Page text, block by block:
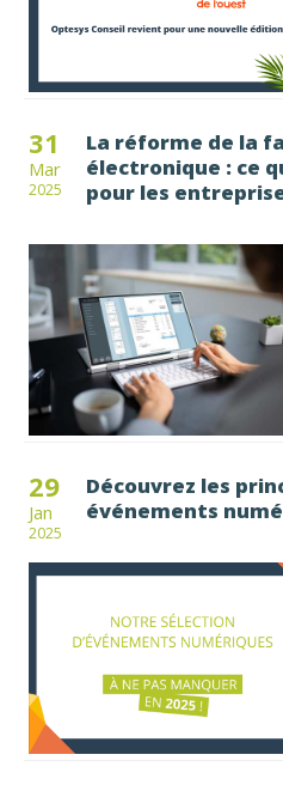
31
Mar
2025
La réforme de la
électronique : ce
pour les
29
Jan
2025
Découvrez les
événements